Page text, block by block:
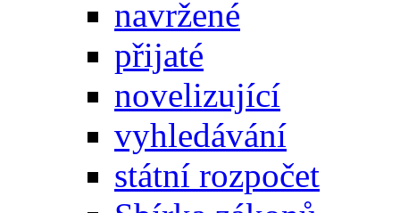
navržené
přijaté
novelizující
vyhledávání
státní rozpočet